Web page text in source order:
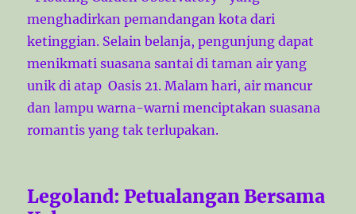
menghadirkan pemandangan kota dari
ketinggian. Selain belanja, pengunjung dapat
menikmati suasana santai di taman air yang
unik di atap Oasis 21. Malam hari, air mancur
dan lampu warna-warni menciptakan suasana
romantis yang tak terlupakan.
Legoland: Petualangan Bersama